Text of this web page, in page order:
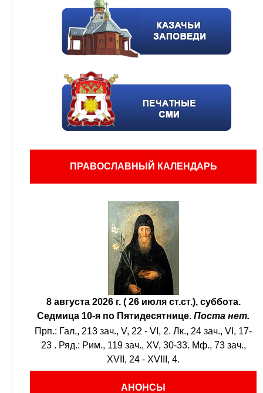
ПРАВОСЛАВНЫЙ КАЛЕНДАРЬ
8 августа 2026 г. ( 26 июля ст.ст.), суббота.
Седмица 10-я по Пятидесятнице. Поста нет.
Прп.: Гал., 213 зач., V, 22 - VI, 2. Лк., 24 зач., VI, 17-
23 . Ряд.: Рим., 119 зач., XV, 30-33. Мф., 73 зач.,
XVII, 24 - XVIII, 4.
АНОНСЫ